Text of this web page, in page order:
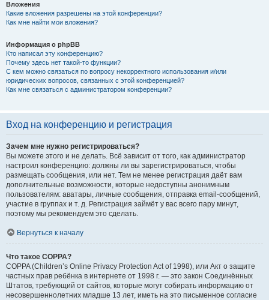
Вложения
Какие вложения разрешены на этой конференции?
Как мне найти мои вложения?
Информация о phpBB
Кто написал эту конференцию?
Почему здесь нет такой-то функции?
С кем можно связаться по вопросу некорректного использования и/или
юридических вопросов, связанных с этой конференцией?
Как мне связаться с администратором конференции?
Вход на конференцию и регистрация
Зачем мне нужно регистрироваться?
Вы можете этого и не делать. Всё зависит от того, как администратор
настроил конференцию: должны ли вы зарегистрироваться, чтобы
размещать сообщения, или нет. Тем не менее регистрация даёт вам
дополнительные возможности, которые недоступны анонимным
пользователям: аватары, личные сообщения, отправка email-сообщений,
участие в группах и т. д. Регистрация займёт у вас всего пару минут,
поэтому мы рекомендуем это сделать.
Вернуться к началу
Что такое COPPA?
COPPA (Children’s Online Privacy Protection Act of 1998), или Акт о защите
частных прав ребёнка в интернете от 1998 г. — это закон Соединённых
Штатов, требующий от сайтов, которые могут собирать информацию от
несовершеннолетних младше 13 лет, иметь на это письменное согласие